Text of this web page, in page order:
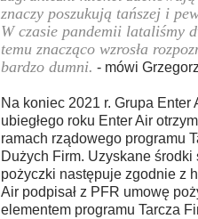
znaczy poszukują tańszej i
W czasie pandemii lataliśmy
temu znacząco wzrosła
bardzo dumni. - mówi
Na koniec 2021 r. Grupa Enter
ubiegłego roku Enter Air
ramach rządowego programu
Dużych Firm. Uzyskane środki
pożyczki następuje zgodnie z
Air podpisał z PFR umowę
elementem programu Tarcza